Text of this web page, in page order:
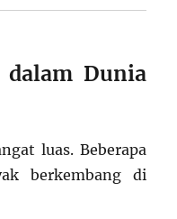
dalam Dunia
luas. Beberapa
berkembang di